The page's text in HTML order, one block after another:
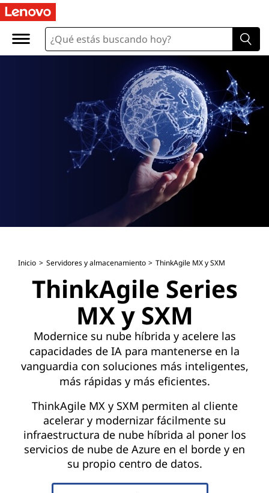
Inicio Servidores y almacenamiento ThinkAgile MX y SXM
ThinkAgile Series
MX y SXM
Modernice su nube híbrida y acelere las
capacidades de IA para mantenerse en la
vanguardia con soluciones más inteligentes,
más rápidas y más eficientes.
ThinkAgile MX y SXM permiten al cliente
acelerar y modernizar fácilmente su
infraestructura de nube híbrida al poner los
servicios de nube de Azure en el borde y en
su propio centro de datos.